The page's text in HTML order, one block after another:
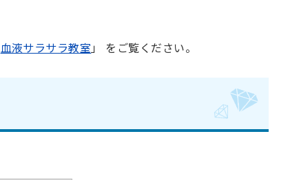
血液サラサラ教室 」 をご覧ください。